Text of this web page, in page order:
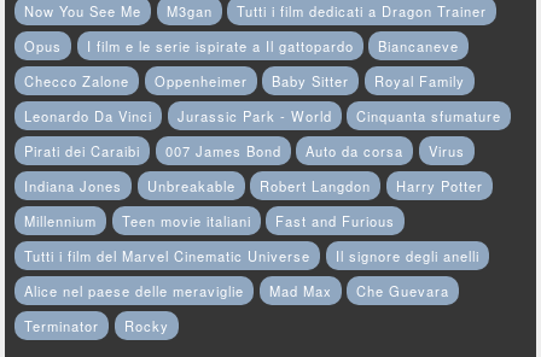
Now You See Me
M3gan
Tutti i film dedicati a Dragon Trainer
Opus
I film e le serie ispirate a Il gattopardo
Biancaneve
Checco Zalone
Oppenheimer Baby Sitter
Royal Family
Leonardo Da Vinci
Jurassic Park - World
Cinquanta sfumature
Pirati dei Caraibi
007 James Bond Auto da corsa
Virus
Indiana Jones
Unbreakable Robert Langdon
Harry Potter
Millennium
Teen movie italiani
Fast and Furious
Tutti i film del Marvel Cinematic Universe
Il signore degli anelli
Alice nel paese delle meraviglie
Mad Max
Che Guevara
Terminator
Rocky